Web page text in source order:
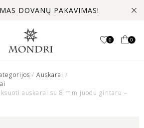
DOVANŲ PAKAVIMAS!
0 0
/Auskarai /
auskarai su 8 mm juodu gintaru –